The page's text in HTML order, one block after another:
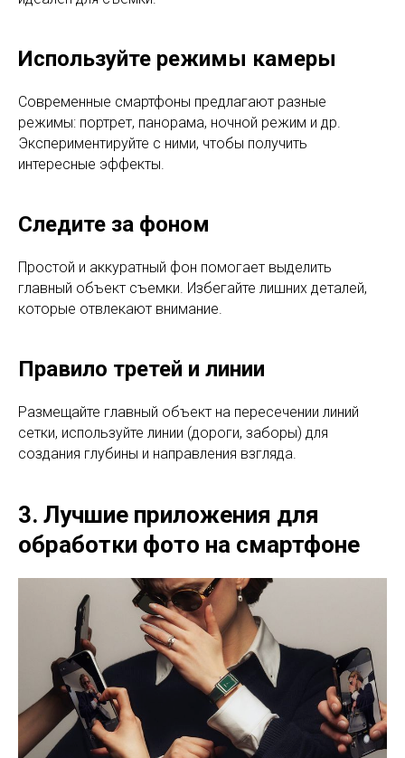
Используйте режимы камеры
Современные смартфоны предлагают разные
режимы: портрет, панорама, ночной режим и др.
Экспериментируйте с ними, чтобы получить
интересные эффекты.
Следите за фоном
Простой и аккуратный фон помогает выделить
главный объект съемки. Избегайте лишних деталей,
которые отвлекают внимание.
Правило третей и линии
Размещайте главный объект на пересечении линий
сетки, используйте линии (дороги, заборы) для
создания глубины и направления взгляда.
3. Лучшие приложения для
обработки фото на смартфоне